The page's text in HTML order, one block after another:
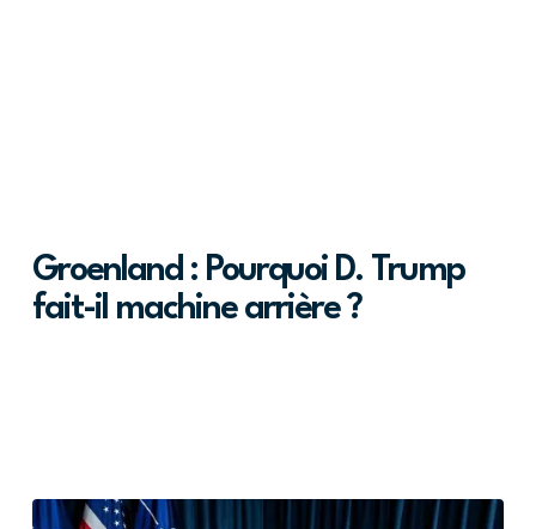
Groenland : Pourquoi D. Trump
fait-il machine arrière ?